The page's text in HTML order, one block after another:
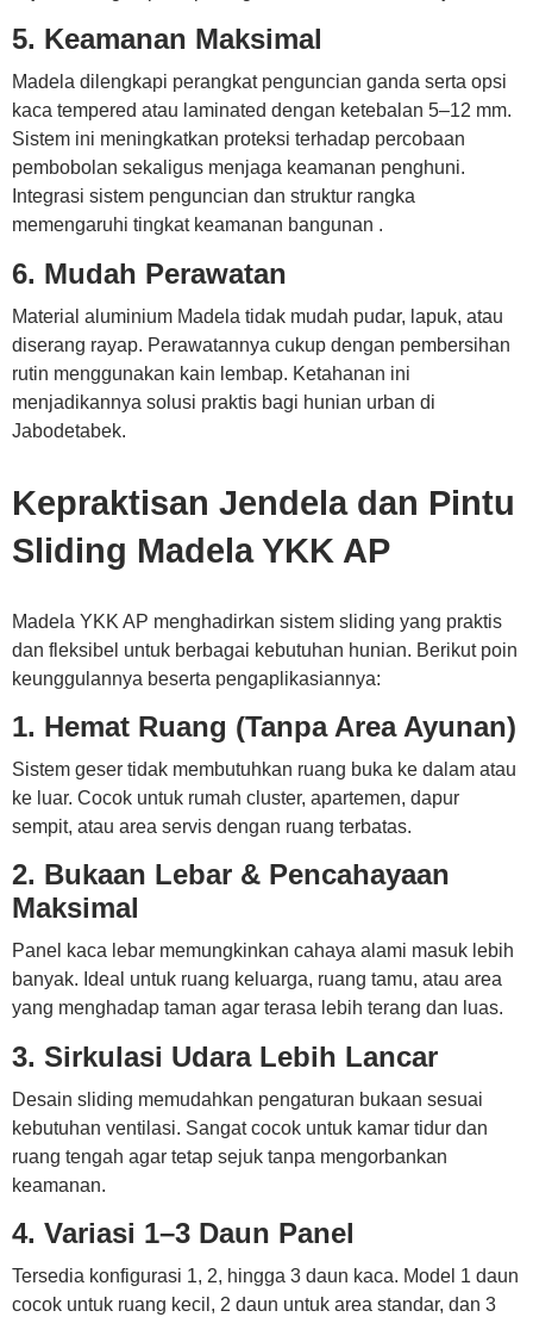
5. Keamanan Maksimal
Madela dilengkapi perangkat penguncian ganda serta opsi
kaca tempered atau laminated dengan ketebalan 5–12 mm.
Sistem ini meningkatkan proteksi terhadap percobaan
pembobolan sekaligus menjaga keamanan penghuni.
Integrasi sistem penguncian dan struktur rangka
memengaruhi tingkat keamanan bangunan .
6. Mudah Perawatan
Material aluminium Madela tidak mudah pudar, lapuk, atau
diserang rayap. Perawatannya cukup dengan pembersihan
rutin menggunakan kain lembap. Ketahanan ini
menjadikannya solusi praktis bagi hunian urban di
Jabodetabek.
Kepraktisan Jendela dan Pintu
Sliding Madela YKK AP
Madela YKK AP menghadirkan sistem sliding yang praktis
dan fleksibel untuk berbagai kebutuhan hunian. Berikut poin
keunggulannya beserta pengaplikasiannya:
1. Hemat Ruang (Tanpa Area Ayunan)
Sistem geser tidak membutuhkan ruang buka ke dalam atau
ke luar. Cocok untuk rumah cluster, apartemen, dapur
sempit, atau area servis dengan ruang terbatas.
2. Bukaan Lebar & Pencahayaan
Maksimal
Panel kaca lebar memungkinkan cahaya alami masuk lebih
banyak. Ideal untuk ruang keluarga, ruang tamu, atau area
yang menghadap taman agar terasa lebih terang dan luas.
3. Sirkulasi Udara Lebih Lancar
Desain sliding memudahkan pengaturan bukaan sesuai
kebutuhan ventilasi. Sangat cocok untuk kamar tidur dan
ruang tengah agar tetap sejuk tanpa mengorbankan
keamanan.
4. Variasi 1–3 Daun Panel
Tersedia konfigurasi 1, 2, hingga 3 daun kaca. Model 1 daun
cocok untuk ruang kecil, 2 daun untuk area standar, dan 3